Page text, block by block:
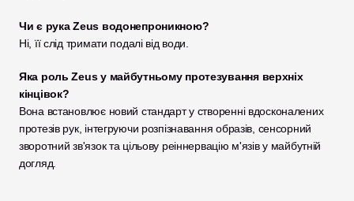
Чи є рука Zeus водонепроникною?
Ні, її слід тримати подалі від води.
Яка роль Zeus у майбутньому протезування верхніх
кінцівок?
Вона встановлює новий стандарт у створенні вдосконалених
протезів рук, інтегруючи розпізнавання образів, сенсорний
зворотний зв'язок та цільову реіннервацію м'язів у майбутній
догляд.